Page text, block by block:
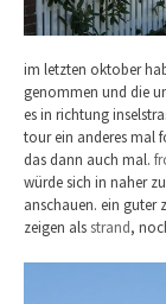
im letzten oktober
genommen und die
es in richtung
tour ein anderes mal
das dann auch mal.
würde sich in naher
anschauen. ein guter
zeigen alsstrand,